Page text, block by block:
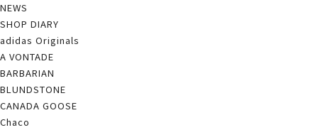
NEWS
SHOP DIARY
adidas Originals
A VONTADE
BARBARIAN
BLUNDSTONE
CANADA GOOSE
Chaco